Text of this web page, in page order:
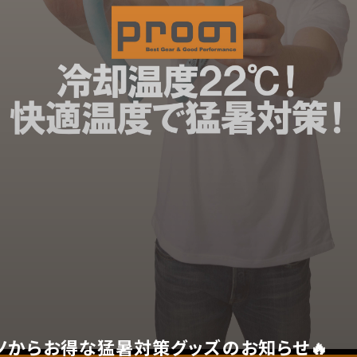
からお得な猛暑対策グッズのお知らせ🔥